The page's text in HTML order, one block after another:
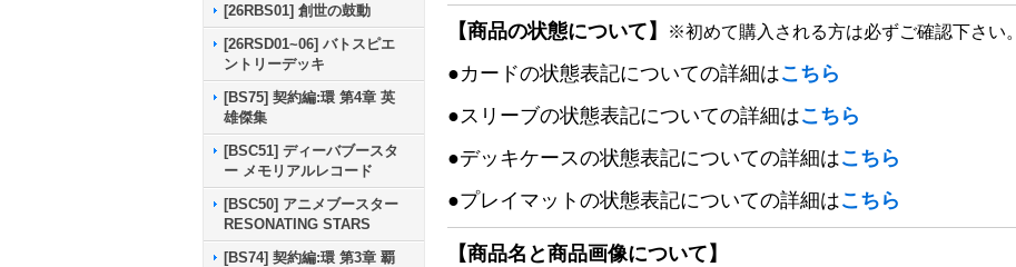
[26RBS01] 創世の鼓動
[26RSD01~06] バトスピエ
ントリーデッキ
[BS75] 契約編:環 第4章 英
雄傑集
[BSC51] ディーバブースタ
ー メモリアルレコード
[BSC50] アニメブースター
RESONATING STARS
[BS74] 契約編:環 第3章 覇
【商品の状態について】 ※初めて購入される方は必ずご確認下さい。
●カードの状態表記についての詳細はこちら
●スリーブの状態表記についての詳細はこちら
●デッキケースの状態表記についての詳細はこちら
●プレイマットの状態表記についての詳細はこちら
【商品名と商品画像について】